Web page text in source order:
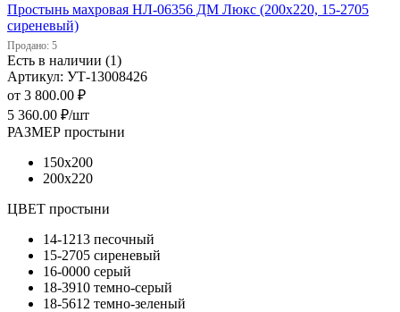
Простынь махровая НЛ-06356 ДМ Люкс (200х220, 15-2705
сиреневый)
Продано: 5
Есть в наличии (1)
Артикул: УТ-13008426
от 3 800.00 ₽
5 360.00 ₽/шт
РАЗМЕР простыни
150х200
200х220
ЦВЕТ простыни
14-1213 песочный
15-2705 сиреневый
16-0000 серый
18-3910 темно-серый
18-5612 темно-зеленый